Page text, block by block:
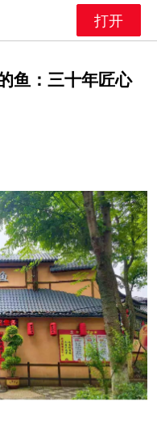
打开